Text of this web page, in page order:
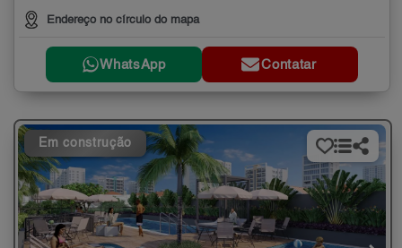
Endereço no círculo do mapa
WhatsApp Contatar
Em construção